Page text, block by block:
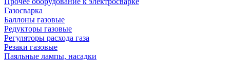
Газосварка
Баллоны газовые
Редукторы газовые
Регуляторы расхода газа
Резаки газовые
Паяльные лампы, насадки